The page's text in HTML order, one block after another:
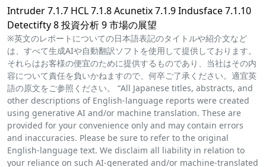
Intruder 7.1.7 HCL 7.1.8 Acunetix 7.1.9 Indusface 7.1.10
Detectifty 8 投資分析 9 市場の展望
※英文のレポートについての日本語表記のタイトルや紹介文など
は、すべて生成AIや自動翻訳ソフトを使用して提供しております。
それらはお客様の便宜のために提供するものであり、当社はその内
容について責任を負いかねますので、何卒ご了承ください。適宜英
語の原文をご参照ください。 “All Japanese titles, abstracts, and
other descriptions of English-language reports were created
using generative AI and/or machine translation. These are
provided for your convenience only and may contain errors
and inaccuracies. Please be sure to refer to the original
English-language text. We disclaim all liability in relation to
your reliance on such AI-generated and/or machine-translated